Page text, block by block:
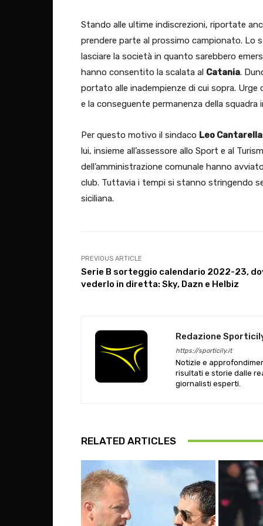
Stando alle ultime indiscrezioni, riportate
prendere parte al prossimo campionato.
lasciare la società in quanto sarebbero
hanno consentito la scalata al Catania.
portato alle inadempienze di cui sopra.
e la conseguente permanenza della squadra
Per questo motivo il sindaco Leo
lui, insieme all’assessore allo Sport e al
dell’amministrazione comunale hanno
club. Tuttavia i tempi si stanno stringendo
siciliana.
PREVIOUS ARTICLE
Serie B sorteggio calendario 2022-23,
vederlo in diretta: Sky, Dazn e Helbiz
Redazione
https://sporticily.it
Notizie e
risultati e storie dalle
giornalisti esperti.
RELATED ARTICLES